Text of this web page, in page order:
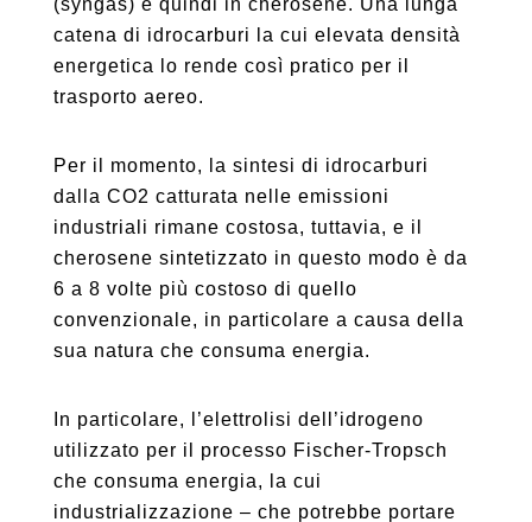
(syngas) e quindi in cherosene. Una lunga
catena di idrocarburi la cui elevata densità
energetica lo rende così pratico per il
trasporto aereo.
Per il momento, la sintesi di idrocarburi
dalla CO2 catturata nelle emissioni
industriali rimane costosa, tuttavia, e il
cherosene sintetizzato in questo modo è da
6 a 8 volte più costoso di quello
convenzionale, in particolare a causa della
sua natura che consuma energia.
In particolare, l’elettrolisi dell’idrogeno
utilizzato per il processo Fischer-Tropsch
che consuma energia, la cui
industrializzazione – che potrebbe portare